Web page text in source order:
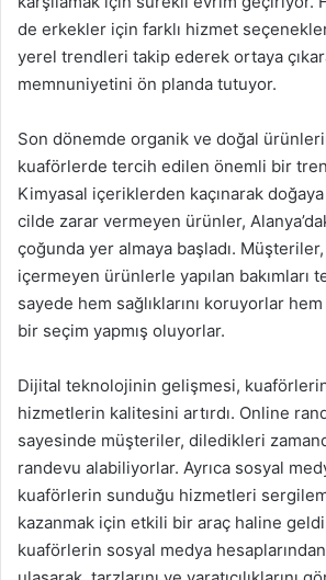
de erkekler için farklı hizmet
yerel trendleri takip ederek ortaya
memnuniyetini ön planda tutuyor.
Son dönemde organik ve doğal
kuaförlerde tercih edilen önemli bir
Kimyasal içeriklerden kaçınarak
cilde zarar vermeyen ürünler,
çoğunda yer almaya başladı.
içermeyen ürünlerle yapılan bakımları
sayede hem sağlıklarını koruyorlar
bir seçim yapmış oluyorlar.
Dijital teknolojinin gelişmesi,
hizmetlerin kalitesini artırdı. Online
sayesinde müşteriler, diledikleri
randevu alabiliyorlar. Ayrıca sosyal
kuaförlerin sunduğu hizmetleri
kazanmak için etkili bir araç haline
kuaförlerin sosyal medya